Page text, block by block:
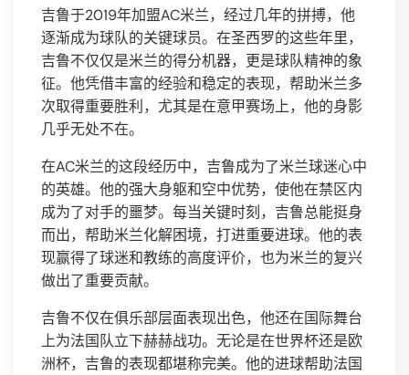
吉鲁于2019年加盟AC米兰，经过几年的拼搏，他
逐渐成为球队的关键球员。在圣西罗的这些年里，
吉鲁不仅仅是米兰的得分机器，更是球队精神的象
征。他凭借丰富的经验和稳定的表现，帮助米兰多
次取得重要胜利，尤其是在意甲赛场上，他的身影
几乎无处不在。
在AC米兰的这段经历中，吉鲁成为了米兰球迷心中
的英雄。他的强大身躯和空中优势，使他在禁区内
成为了对手的噩梦。每当关键时刻，吉鲁总能挺身
而出，帮助米兰化解困境，打进重要进球。他的表
现赢得了球迷和教练的高度评价，也为米兰的复兴
做出了重要贡献。
吉鲁不仅在俱乐部层面表现出色，他还在国际舞台
上为法国队立下赫赫战功。无论是在世界杯还是欧
洲杯，吉鲁的表现都堪称完美。他的进球帮助法国